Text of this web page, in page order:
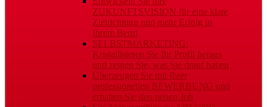
ZUKUNFTSVISION für eine klare
Zielrichtung und mehr Erfolg in
Ihrem Beruf
SELBSTMARKETING:
Kristallisieren Sie Ihr Profil heraus
und zeigen Sie, was Sie drauf haben
Überzeugen Sie mit Ihrer
professionellen BEWERBUNG und
erhalten Sie den neuen Job